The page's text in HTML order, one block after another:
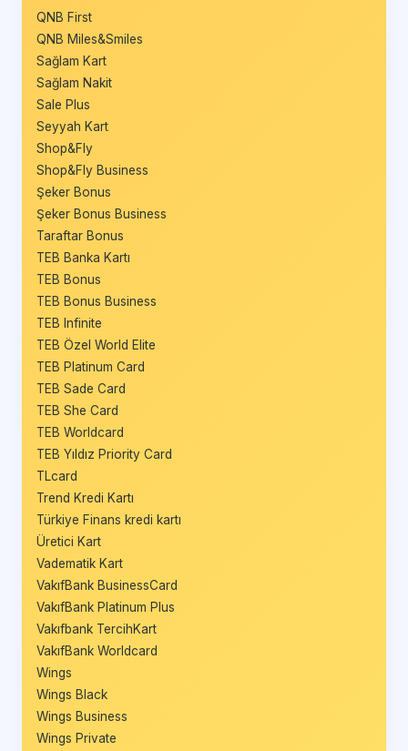
QNB First
QNB Miles&Smiles
Sağlam Kart
Sağlam Nakit
Sale Plus
Seyyah Kart
Shop&Fly
Shop&Fly Business
Şeker Bonus
Şeker Bonus Business
Taraftar Bonus
TEB Banka Kartı
TEB Bonus
TEB Bonus Business
TEB Infinite
TEB Özel World Elite
TEB Platinum Card
TEB Sade Card
TEB She Card
TEB Worldcard
TEB Yıldız Priority Card
TLcard
Trend Kredi Kartı
Türkiye Finans kredi kartı
Üretici Kart
Vadematik Kart
VakıfBank BusinessCard
VakıfBank Platinum Plus
Vakıfbank TercihKart
VakıfBank Worldcard
Wings
Wings Black
Wings Business
Wings Private